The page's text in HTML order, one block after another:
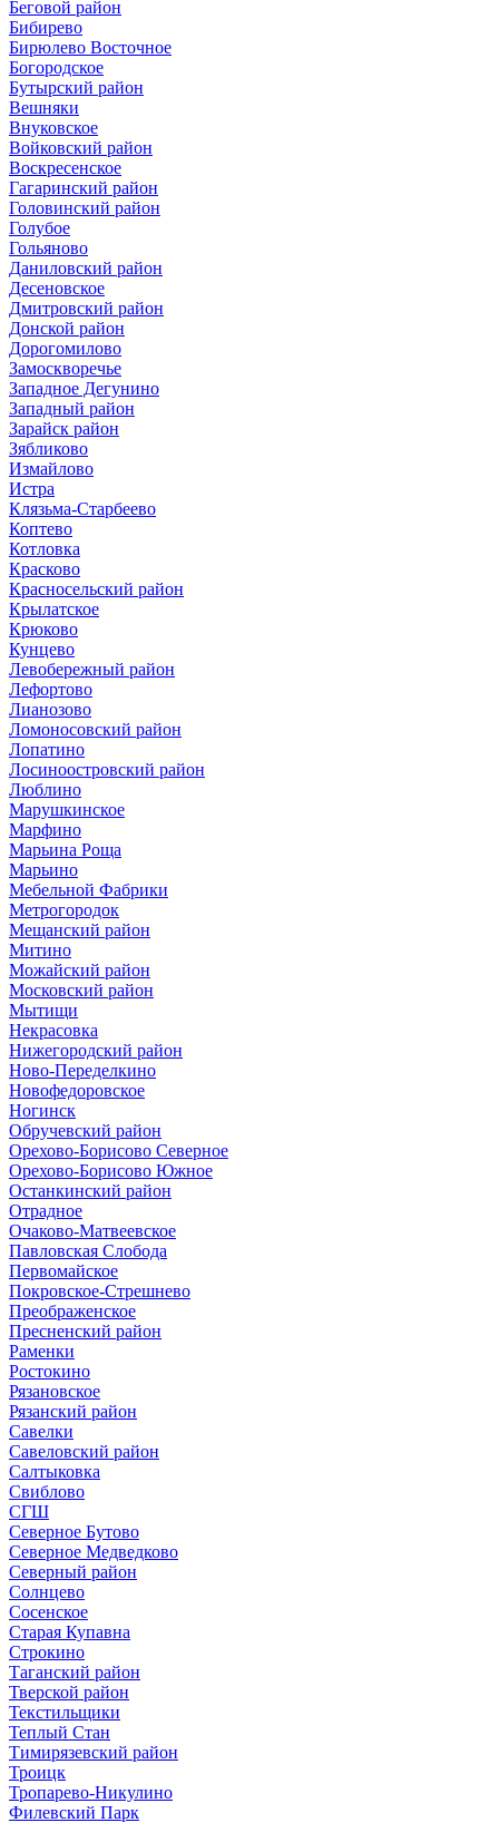
Беговой район
Бибирево
Бирюлево Восточное
Богородское
Бутырский район
Вешняки
Внуковское
Войковский район
Воскресенское
Гагаринский район
Головинский район
Голубое
Гольяново
Даниловский район
Десеновское
Дмитровский район
Донской район
Дорогомилово
Замоскворечье
Западное Дегунино
Западный район
Зарайск район
Зябликово
Измайлово
Истра
Клязьма-Старбеево
Коптево
Котловка
Красково
Красносельский район
Крылатское
Крюково
Кунцево
Левобережный район
Лефортово
Лианозово
Ломоносовский район
Лопатино
Лосиноостровский район
Люблино
Марушкинское
Марфино
Марьина Роща
Марьино
Мебельной Фабрики
Метрогородок
Мещанский район
Митино
Можайский район
Московский район
Мытищи
Некрасовка
Нижегородский район
Ново-Переделкино
Новофедоровское
Ногинск
Обручевский район
Орехово-Борисово Северное
Орехово-Борисово Южное
Останкинский район
Отрадное
Очаково-Матвеевское
Павловская Слобода
Первомайское
Покровское-Стрешнево
Преображенское
Пресненский район
Раменки
Ростокино
Рязановское
Рязанский район
Савелки
Савеловский район
Салтыковка
Свиблово
СГШ
Северное Бутово
Северное Медведково
Северный район
Солнцево
Сосенское
Старая Купавна
Строкино
Таганский район
Тверской район
Текстильщики
Теплый Стан
Тимирязевский район
Троицк
Тропарево-Никулино
Филевский Парк